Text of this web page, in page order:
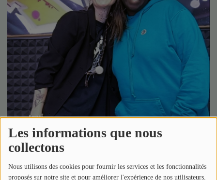
Les informations que nous
collectons
Nous utilisons des cookies pour fournir les services et les fonctionnalités
proposés sur notre site et pour améliorer l'expérience de nos utilisateurs.
Photos
Participez
Dédicaces
Jeux Concours
Contact